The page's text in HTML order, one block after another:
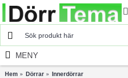
Hem
MENY
Hem Dörrar
Innerdörrar